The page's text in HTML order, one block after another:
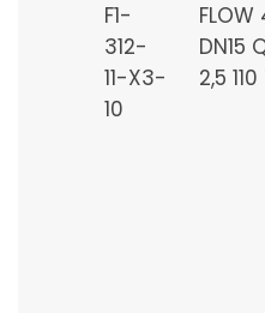
F1-
312-
11-X3-
10
FLOW
DN15
2,5